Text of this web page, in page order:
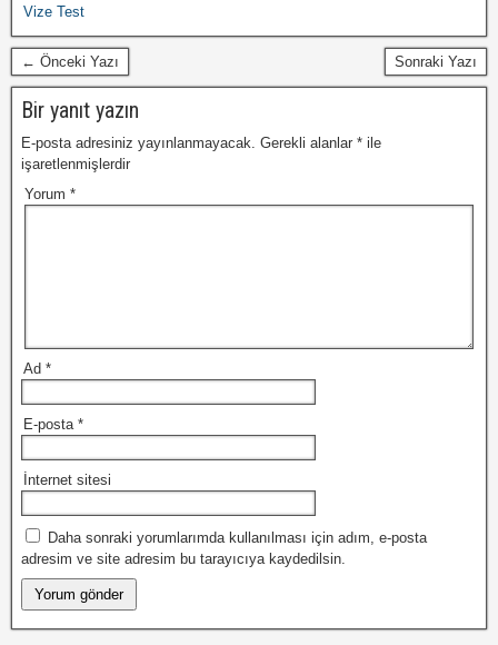
Vize Test
← Önceki Yazı Sonraki Yazı
Bir yanıt yazın
E-posta adresiniz yayınlanmayacak. Gerekli alanlar * ile
işaretlenmişlerdir
Yorum *
Ad *
E-posta *
İnternet sitesi
Daha sonraki yorumlarımda kullanılması için adım, e-posta
adresim ve site adresim bu tarayıcıya kaydedilsin.